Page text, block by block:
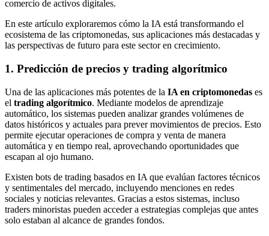
comercio de activos digitales.
En este artículo exploraremos cómo la IA está transformando el
ecosistema de las criptomonedas, sus aplicaciones más destacadas y
las perspectivas de futuro para este sector en crecimiento.
1. Predicción de precios y trading algorítmico
Una de las aplicaciones más potentes de la IA en criptomonedas es
el trading algorítmico. Mediante modelos de aprendizaje
automático, los sistemas pueden analizar grandes volúmenes de
datos históricos y actuales para prever movimientos de precios. Esto
permite ejecutar operaciones de compra y venta de manera
automática y en tiempo real, aprovechando oportunidades que
escapan al ojo humano.
Existen bots de trading basados en IA que evalúan factores técnicos
y sentimentales del mercado, incluyendo menciones en redes
sociales y noticias relevantes. Gracias a estos sistemas, incluso
traders minoristas pueden acceder a estrategias complejas que antes
solo estaban al alcance de grandes fondos.